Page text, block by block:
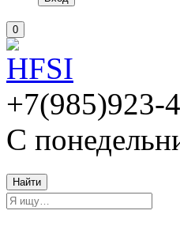
0
+7(985)923-
С
Найти